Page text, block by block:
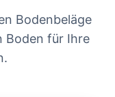
Bodenbeläge
Boden für Ihre